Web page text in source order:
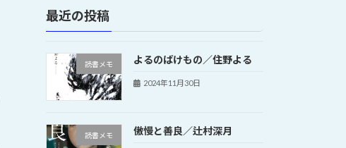
最近の投稿
読書メモ よるのばけもの／住野よる
2024年11月30日
読書メモ 傲慢と善良／辻村深月